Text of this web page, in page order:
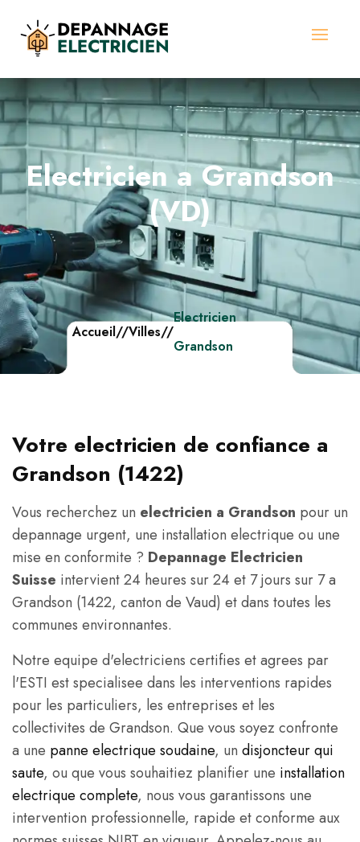
Electricien a Grandson
(VD)
Accueil//Villes//
Electricien
Grandson
Votre electricien de confiance a
Grandson (1422)
Vous recherchez un electricien a Grandson pour un
depannage urgent, une installation electrique ou une
mise en conformite ? Depannage Electricien
Suisse intervient 24 heures sur 24 et 7 jours sur 7 a
Grandson (1422, canton de Vaud) et dans toutes les
communes environnantes.
Notre equipe d'electriciens certifies et agrees par
l'ESTI est specialisee dans les interventions rapides
pour les particuliers, les entreprises et les
collectivites de Grandson. Que vous soyez confronte
a une panne electrique soudaine, un disjoncteur qui
saute, ou que vous souhaitiez planifier une installation
electrique complete, nous vous garantissons une
intervention professionnelle, rapide et conforme aux